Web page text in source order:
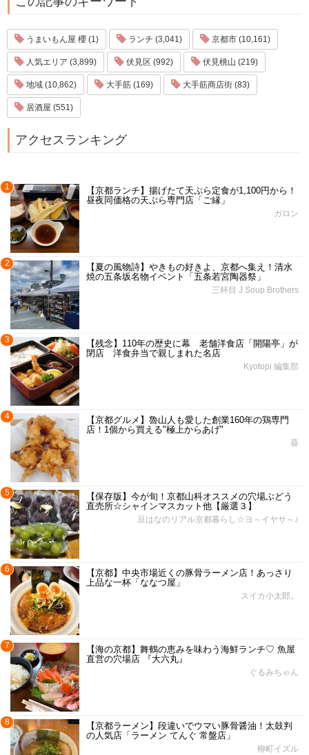
うまいもん屋 櫻 (1) ランチ (3,041) 京都市 (10,161)
人気エリア (3,899) 伏見区 (992) 伏見桃山 (219)
地域 (10,862) 大手筋 (169) 大手筋商店街 (83)
居酒屋 (551)
アクセスランキング
1
【京都ランチ】揚げたて天ぷら定食が1,100円から！
昼夜同価格の天ぷら専門店「ご縁」
ガロン
2
【夏の風物詩】やきもの好きよ、京都へ集え！清水
焼の五条坂名物イベント「五条若宮陶器祭」
三杯目 J Soup Brothers
3
【残念】110年の歴史に幕 老舗洋食店「開陽亭」が
閉店 洋食弁当で親しまれた名店
Kyotopi 編集部
4
【京都グルメ】魯山人も愛した創業160年の鶏専門
店！1個から買える"極上からあげ"
葵
5
【保存版】今が旬！京都山科オススメの穴場ぶどう
直売所☆シャインマスカット他【厳選３】
豆はなのリアル京都暮らし☆ヨ～イヤサ～♪
6
【京都】中央市場近くの豚骨ラーメン店！あっさり
上品な一杯「ななつ屋」
スイカ小太郎。
7
【海の京都】舞鶴の恵みを味わう海鮮ランチ♡ 魚屋
直営の穴場店 『大六丸』
ぐるみちゃん
8
【京都ラーメン】段違いでウマい豚骨醤油！太鼓判
の人気店「ラーメン てんぐ 常盤店」
柳町イズル